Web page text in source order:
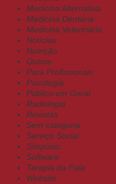
Medicina Alternativa
Medicina Dentária
Medicina Veterinária
Notícias
Nutrição
Outros
Para Profissionais
Psicologia
Público em Geral
Radiologia
Revistas
Sem categoria
Serviço Social
Simpósio
Software
Terapia da Fala
Website